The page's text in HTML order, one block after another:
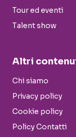
Tour ed eventi
Talent show
Altri
Chi siamo
Privacy policy
Cookie policy
Policy Contatti